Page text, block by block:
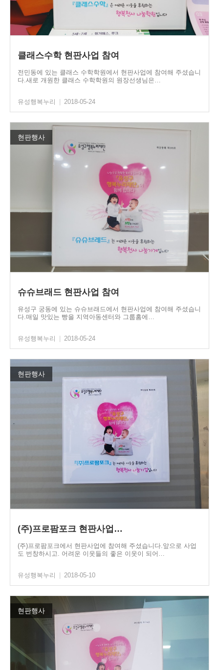
클래스수학 현판사업 참여
전민동에 있는 클래스 수학학원에서 현판사업에 참여해 주셨습니
다.새로 개원한 클래스 수학학원의 원장선생님은…
유성행복누리 2018-05-24
현판행사
슈슈브래드 현판사업 참여
유성구 궁동에 있는 슈슈브래드에서 현판사업에 참여해 주셨습니
다.매일 맛있는 빵을 지역아동센터와 그룹홈에…
유성행복누리 | 2018-05-24
현판행사
(주)프로팜포크 현판사업…
(주)프로팜포크에서 현판사업에 참여해 주셨습니다.앞으로 사업
도 번창하시고. 어려운 이웃들의 좋은 이웃이 되어…
유성행복누리 | 2018-05-10
현판행사